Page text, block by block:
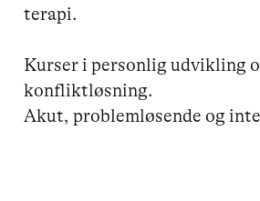
terapi.
Kurser i personlig udvikling
konfliktløsning.
Akut, problemløsende og